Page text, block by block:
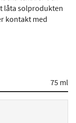
låta solprodukten
kontakt med
75 ml